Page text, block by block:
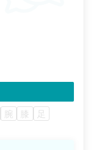
腕 膝 足